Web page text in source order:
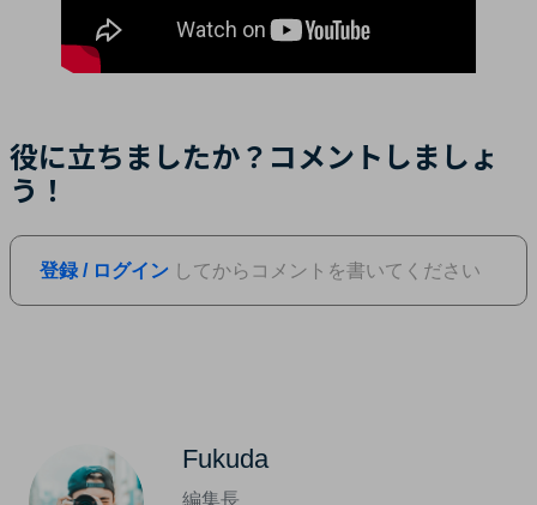
役に立ちましたか？コメントしましょ
う！
登録 / ログイン してからコメントを書いてください
Fukuda
編集長